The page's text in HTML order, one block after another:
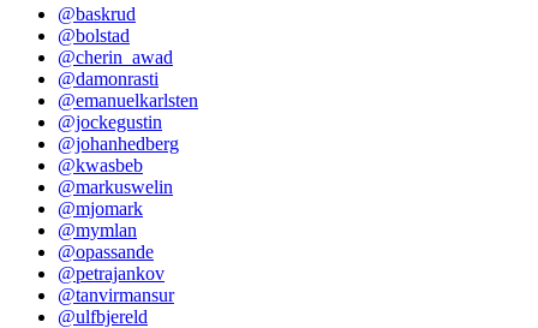
@baskrud
@bolstad
@cherin_awad
@damonrasti
@emanuelkarlsten
@jockegustin
@johanhedberg
@kwasbeb
@markuswelin
@mjomark
@mymlan
@opassande
@petrajankov
@tanvirmansur
@ulfbjereld